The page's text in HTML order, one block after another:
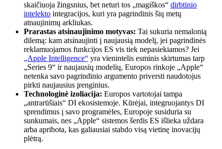
skaičiuoja žingsnius, bet neturi tos „magiškos“ dirbtinio
intelekto integracijos, kuri yra pagrindinis šių metų
atnaujinimų arkliukas.
Prarastas atsinaujinimo motyvas: Tai sukuria nemalonią
dilemą: kam atsinaujinti į naujausią modelį, jei pagrindinės
reklamuojamos funkcijos ES vis tiek nepasiekiamos? Jei
„Apple Intelligence“ yra vienintelis esminis skirtumas tarp
„Series 9“ ir naujausių modelių, Europos rinkoje „Apple“
netenka savo pagrindinio argumento priversti naudotojus
pirkti naujausius įrenginius.
Technologinė izoliacija: Europos vartotojai tampa
„antrarūšiais“ DI ekosistemoje. Kūrėjai, integruojantys DI
sprendimus į savo programėles, Europoje susiduria su
sunkumais, nes „Apple“ sistemos šerdis ES išlieka uždara
arba apribota, kas galiausiai stabdo visą vietinę inovacijų
plėtrą.